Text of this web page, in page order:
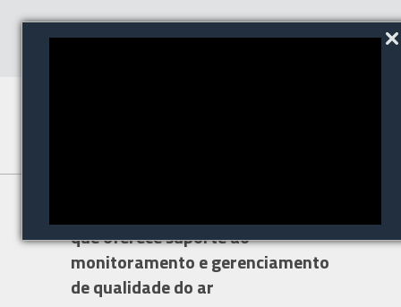
que oferece suporte ao
monitoramento e gerenciamento
de qualidade do ar